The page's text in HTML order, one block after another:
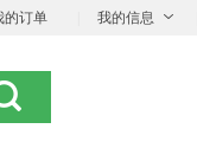
的订单 我的信息